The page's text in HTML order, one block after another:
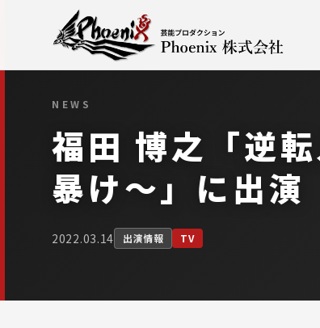
NEWS
福田 博之「逆
暴け〜」に出演
2022.03.14 出演情報 TV